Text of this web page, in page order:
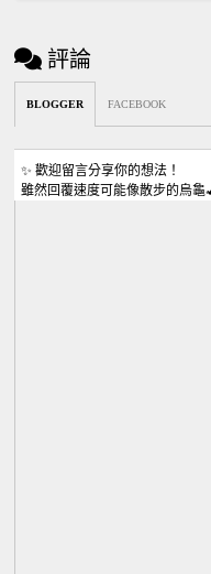
評論
BLOGGER FACEBOOK
✨ 歡迎留言分享你的想法！
雖然回覆速度可能像散步的烏龜